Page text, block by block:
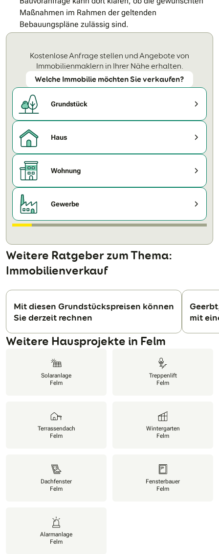
Maßnahmen im Rahmen der geltenden
Bebauungspläne zulässig sind.
Kostenlose Anfrage stellen und Angebote von
Immobilienmaklern in Ihrer Nähe erhalten.
Welche Immobilie möchten Sie verkaufen?
Grundstück
Haus
Wohnung
Gewerbe
Weitere Ratgeber zum Thema:
Immobilienverkauf
Mit diesen Grundstückspreisen können
Sie derzeit rechnen
mit
Weitere Hausprojekte in Felm
Solaranlage
Felm
Treppenlift
Felm
Terrassendach
Felm
Wintergarten
Felm
Dachfenster
Felm
Fensterbauer
Felm
Alarmanlage
Felm